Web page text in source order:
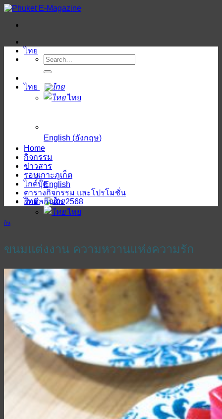
ข้าม
เนื้อหา
ไทย
ไทย
English
ไทย
ไทย
English
ไทย
English (อังกฤษ)
Home
กิจกรรม
ข่าวสาร
รอบเกาะภูเก็ต
ไกด์บุ๊ค
ตารางกิจกรรม และโปรโมชั่น
ถือศีลกินผัก 2568
กิน
ขนมแต่งงาน ความหวานแห่งความรัก